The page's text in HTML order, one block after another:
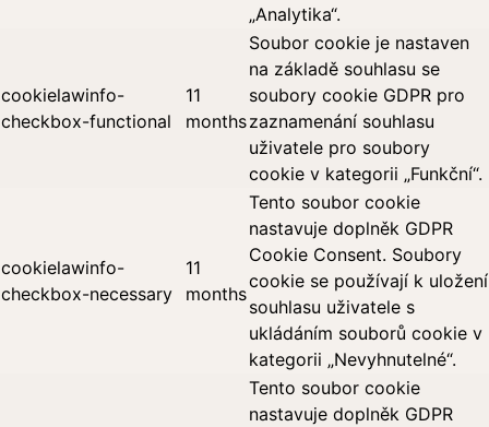
„Analytika“.
cookielawinfo-
checkbox-functional
11
months
Soubor cookie je nastaven
na základě souhlasu se
soubory cookie GDPR pro
zaznamenání souhlasu
uživatele pro soubory
cookie v kategorii „Funkční“.
cookielawinfo-
checkbox-necessary
11
months
Tento soubor cookie
nastavuje doplněk GDPR
Cookie Consent. Soubory
cookie se používají k uložení
souhlasu uživatele s
ukládáním souborů cookie v
kategorii „Nevyhnutelné“.
Tento soubor cookie
nastavuje doplněk GDPR